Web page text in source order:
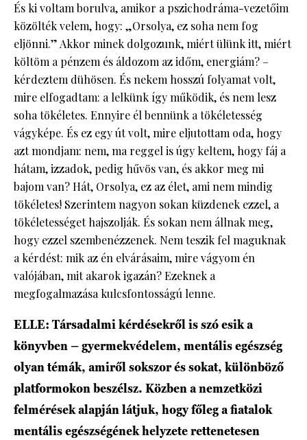
És ki voltam borulva, amikor a pszichodráma-vezetőim
közölték velem, hogy: „Orsolya, ez soha nem fog
eljönni.” Akkor minek dolgozunk, miért ülünk itt, miért
költöm a pénzem és áldozom az időm, energiám? –
kérdeztem dühösen. És nekem hosszú folyamat volt,
mire elfogadtam: a lelkünk így működik, és nem lesz
soha tökéletes. Ennyire él bennünk a tökéletesség
vágyképe. És ez egy út volt, mire eljutottam oda, hogy
azt mondjam: nem, ma reggel is úgy keltem, hogy fáj a
hátam, izzadok, pedig hűvös van, és akkor meg mi
bajom van? Hát, Orsolya, ez az élet, ami nem mindig
tökéletes! Szerintem nagyon sokan küzdenek ezzel, a
tökéletességet hajszolják. És sokan nem állnak meg,
hogy ezzel szembenézzenek. Nem teszik fel maguknak
a kérdést: mik az én elvárásaim, mire vágyom én
valójában, mit akarok igazán? Ezeknek a
megfogalmazása kulcsfontosságú lenne.
ELLE: Társadalmi kérdésekről is szó esik a
könyvben – gyermekvédelem, mentális egészség
olyan témák, amiről sokszor és sokat, különböző
platformokon beszélsz. Közben a nemzetközi
felmérések alapján látjuk, hogy főleg a fiatalok
mentális egészségének helyzete rettenetesen